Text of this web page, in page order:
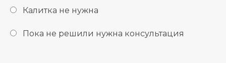
Калитка не нужна
Пока не решили нужна консультация